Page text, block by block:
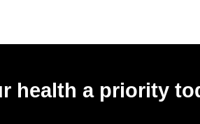
health a priority